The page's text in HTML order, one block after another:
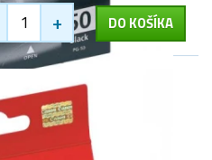
+ DO KOŠÍKA